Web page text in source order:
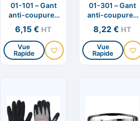
01-101 – Gant
anti-coupures
KYORENE
doublure 15G
6,15€ HT
Ce
produit
variations.
Les
Vue
Rapide
01-301 – Gant
anti-coupures
KYORENE
doublure 13G
8,22 € HT
Ce
produit
Les
Vue
Rapide